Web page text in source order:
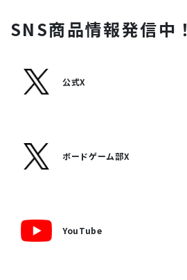
SNS商品情報発信中！
公式X
ボードゲーム部X
YouTube